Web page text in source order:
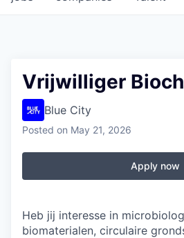
Vrijwilliger
Blue City
Posted on May 21, 2026
Apply now
Heb jij interesse in
biomaterialen, circulaire